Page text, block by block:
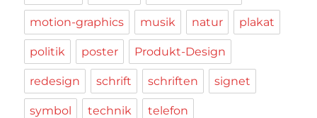
motion-graphics musik natur plakat
politik poster Produkt-Design
redesign schrift schriften signet
symbol technik telefon